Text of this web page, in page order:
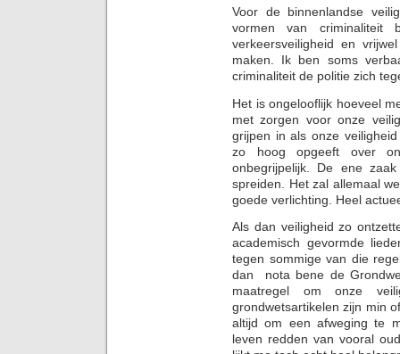
Voor de binnenlandse
vormen van criminaliteit
verkeersveiligheid en
maken. Ik ben soms
criminaliteit de politie zich
Het is ongelooflijk hoeveel
met zorgen voor onze
grijpen in als onze
zo hoog opgeeft over
onbegrijpelijk. De ene
spreiden. Het zal allemaal
goede verlichting. Heel
Als dan veiligheid zo
academisch gevormde
tegen sommige van die
dan nota bene de
maatregel om onze
grondwetsartikelen zijn min
altijd om een afweging te
leven redden van vooral